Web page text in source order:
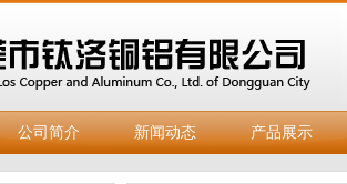
公司简介 新闻动态 产品展示